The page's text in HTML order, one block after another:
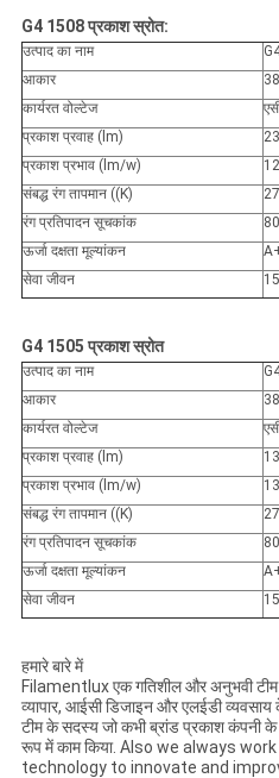
G4 1508 प्रकाश स्रोत:
उत्पाद का नाम
आकार
कार्यरत वोल्टेज
प्रकाश प्रवाह (lm)
प्रकाश प्रभाव (lm/w)
संबद्ध रंग तापमान ((K)
रंग प्रतिपादन सूचकांक
80
ऊर्जा दक्षता मूल्यांकन
सेवा जीवन
G4 1505 प्रकाश स्रोत
उत्पाद का नाम
आकार
कार्यरत वोल्टेज
प्रकाश प्रवाह (lm)
प्रकाश प्रभाव (lm/w)
संबद्ध रंग तापमान ((K)
रंग प्रतिपादन सूचकांक
80
ऊर्जा दक्षता मूल्यांकन
सेवा जीवन
हमारे बारे में
Filamentlux एक गतिशील और अनुभवी टीम
व्यापार, आईसी डिजाइन और एलईडी
टीम के सदस्य जो कभी ब्रांड प्रकाश कंपनी के
रूप में काम किया. Also we always
technology to innovate and